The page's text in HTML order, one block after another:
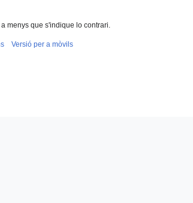
a menys que s'indique lo contrari.
Versió per a mòvils